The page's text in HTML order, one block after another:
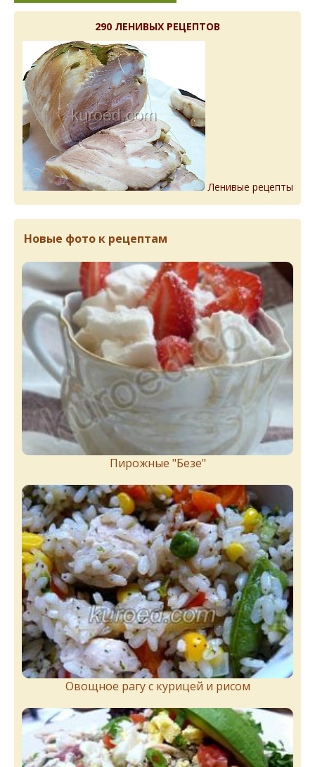
290 ЛЕНИВЫХ РЕЦЕПТОВ
Ленивые рецепты
Новые фото к рецептам
Пирожныe "Бeзe"
Овощное рагу с курицей и рисом